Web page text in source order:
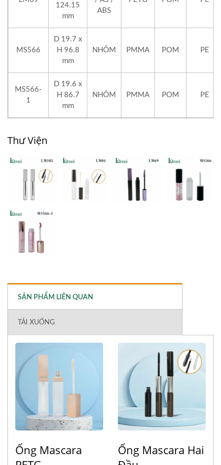
124.15
mm
ABS
MS566
D 19.7 x
H 96.8
mm
NHÔM PMMA POM PE
MS566-
1
D 19.6 x
H 86.7
mm
NHÔM PMMA POM PE
Thư Viện
SẢN PHẨM LIÊN QUAN
TẢI XUỐNG
Ống Mascara
Ống Mascara Hai